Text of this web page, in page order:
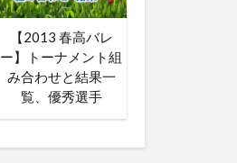
【2013 春高バレ
ー】トーナメント組
み合わせと結果一
覧、優秀選手